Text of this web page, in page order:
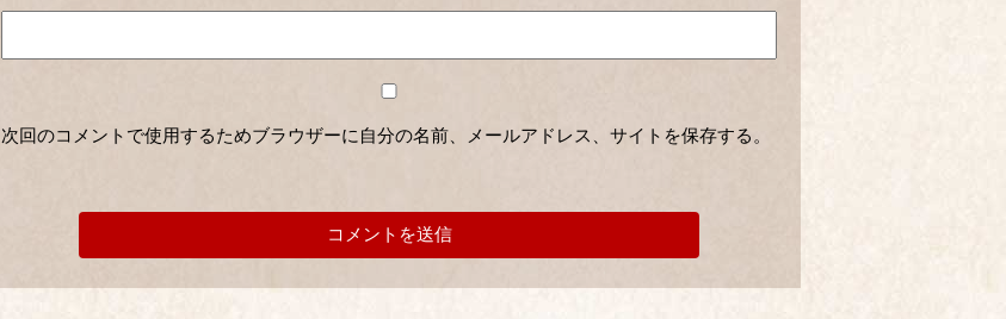
次回のコメントで使用するためブラウザーに自分の名前、メールアドレス、サイトを保存する。